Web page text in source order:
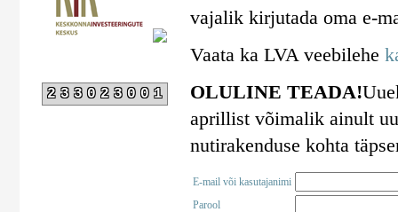
233023001
vajalik kirjutada oma e-
Vaata ka LVA veebilehe
OLULINE TEADA!
aprillist võimalik ainult
nutirakenduse kohta
E-mail või kasutajanimi
Parool